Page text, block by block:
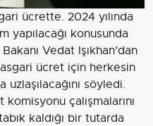
ücrette. 2024 yılında
yapılacağı konusunda
Vedat Işıkhan’dan
ücret için herkesin
söyledi.
çalışmalarını
kaldığı bir tutarda